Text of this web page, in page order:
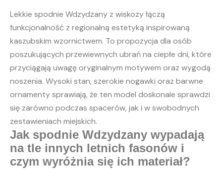
Lekkie spodnie Wdzydzany z wiskozy łączą
funkcjonalność z regionalną estetyką inspirowaną
kaszubskim wzornictwem. To propozycja dla osób
poszukujących przewiewnych ubrań na ciepłe dni, które
przyciągają uwagę oryginalnym motywem oraz wygodą
noszenia. Wysoki stan, szerokie nogawki oraz barwne
ornamenty sprawiają, że ten model doskonale sprawdzi
się zarówno podczas spacerów, jak i w swobodnych
zestawieniach miejskich.
Jak spodnie Wdzydzany wypadają
na tle innych letnich fasonów i
czym wyróżnia się ich materiał?